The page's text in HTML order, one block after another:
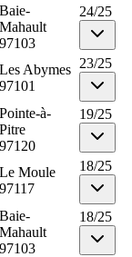
Baie-
Mahault
97103
24/25
Les Abymes
97101
23/25
Pointe-à-
Pitre
97120
19/25
Le Moule
97117
18/25
Baie-
Mahault
97103
18/25